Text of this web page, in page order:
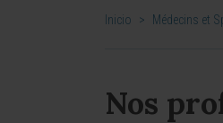
Inicio > Médecins et
Nos